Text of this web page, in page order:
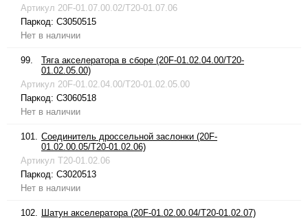
Артикул 20F-01.07.00.02/T20-01.07.06
Паркод: C3050515
Нет в наличии
99.
Тяга акселератора в сборе (20F-01.02.04.00/T20-
01.02.05.00)
Артикул 20F-01.02.04.00/T20-01.02.05.00
Паркод: C3060518
Нет в наличии
101.
Соединитель дроссельной заслонки (20F-
01.02.00.05/T20-01.02.06)
Артикул T20-01.02.06
Паркод: C3020513
Нет в наличии
102.
Шатун акселератора (20F-01.02.00.04/T20-01.02.07)